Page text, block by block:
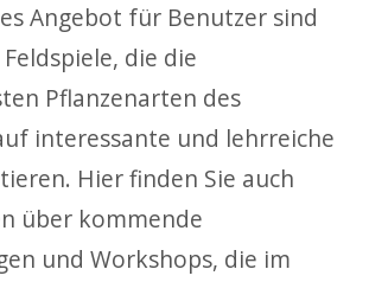
Angebot für Benutzer sind
die die
Pflanzenarten des
interessante und lehrreiche
Hier finden Sie auch
über kommende
und Workshops, die im